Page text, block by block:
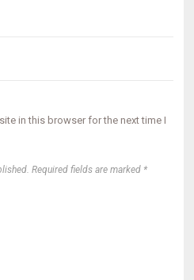
in this browser for the next time I
Required fields are marked *